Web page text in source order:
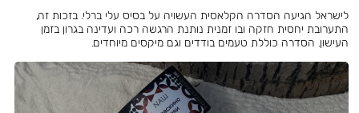
לישראל הגיעה הסדרה הקלאסית העשויה על בסיס עלי ברלי. בזכות זה,
התערובת יחסית חזקה ובו זמנית נותנת הרגשה רכה ועדינה בגרון בזמן
העישון. הסדרה כוללת טעמים בודדים וגם מיקסים מיוחדים.